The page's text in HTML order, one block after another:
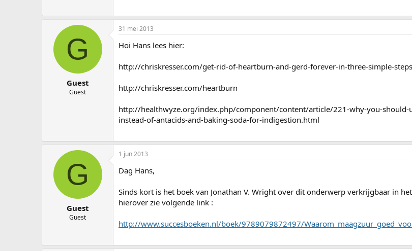
G
Guest
Guest
31 mei 2013
Hoi Hans lees hier:
http://chriskresser.com/get-rid-of-heartburn-and-gerd-forever-in-three-simple-steps
http://chriskresser.com/heartburn
http://healthwyze.org/index.php/component/content/article/221-why-you-should-
instead-of-antacids-and-baking-soda-for-indigestion.html
G
Guest
Guest
1 jun 2013
Dag Hans,
Sinds kort is het boek van Jonathan V. Wright over dit onderwerp verkrijgbaar in
hierover zie volgende link :
http://www.succesboeken.nl/boek/9789079872497/